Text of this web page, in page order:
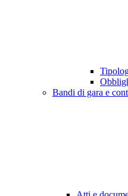
Bandi di gara e